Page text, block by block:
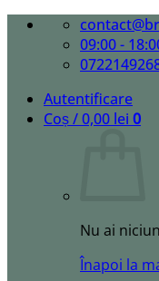
Skip
09:00 -
Autentificare
Coș /0,00 lei 0
Nu ai
Înapoi la